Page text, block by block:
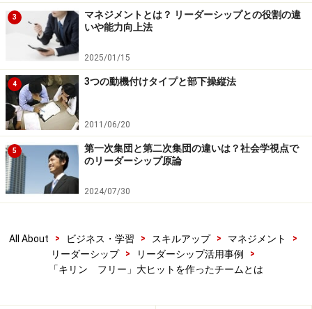
3
マネジメントとは？ リーダーシップとの役割の違
いや能力向上法
2025/01/15
4 3つの動機付けタイプと部下操縦法
2011/06/20
5
第一次集団と第二次集団の違いは？社会学視点で
のリーダーシップ原論
2024/07/30
All About > ビジネス・学習 > スキルアップ > マネジメント
>
リーダーシップ
> リーダーシップ活用事例
>
「キリン フリー」大ヒットを作ったチームとは